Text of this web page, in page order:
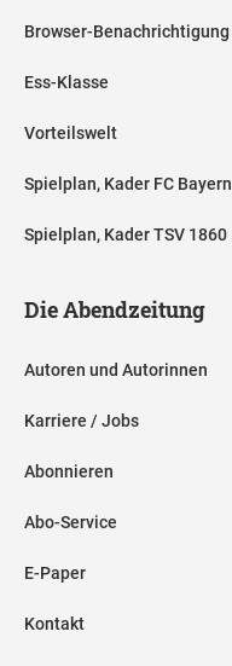
Browser-Benachrichtigung
Ess-Klasse
Vorteilswelt
Spielplan, Kader FC Bayern
Spielplan, Kader TSV 1860
Die Abendzeitung
Autoren und Autorinnen
Karriere / Jobs
Abonnieren
Abo-Service
E-Paper
Kontakt